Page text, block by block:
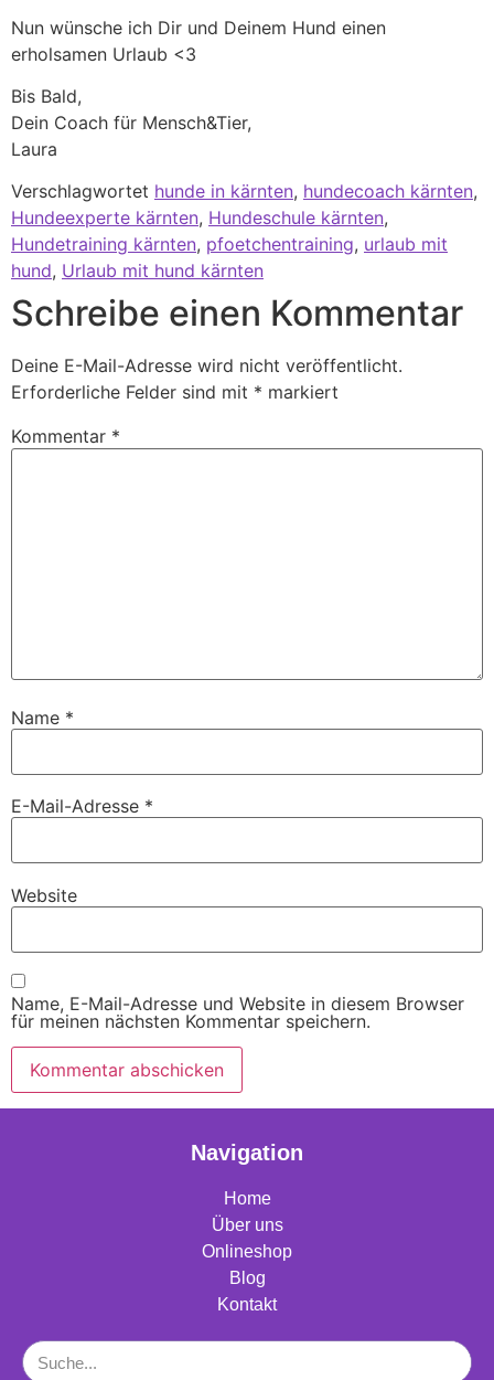
Nun wünsche ich Dir und Deinem Hund einen
erholsamen Urlaub <3
Bis Bald,
Dein Coach für Mensch&Tier,
Laura
Verschlagwortet hunde in kärnten, hundecoach kärnten,
Hundeexperte kärnten, Hundeschule kärnten,
Hundetraining kärnten, pfoetchentraining, urlaub mit
hund, Urlaub mit hund kärnten
Schreibe einen Kommentar
Deine E-Mail-Adresse wird nicht veröffentlicht.
Erforderliche Felder sind mit * markiert
Kommentar *
Name *
E-Mail-Adresse *
Website
Name, E-Mail-Adresse und Website in diesem Browser
für meinen nächsten Kommentar speichern.
Navigation
Home
Über uns
Onlineshop
Blog
Kontakt